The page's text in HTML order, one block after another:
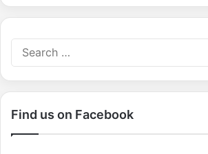
Find us on Facebook